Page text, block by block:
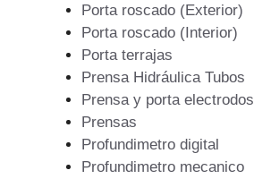
Porta roscado (Exterior)
Porta roscado (Interior)
Porta terrajas
Prensa Hidráulica Tubos
Prensa y porta electrodos
Prensas
Profundimetro digital
Profundimetro mecanico